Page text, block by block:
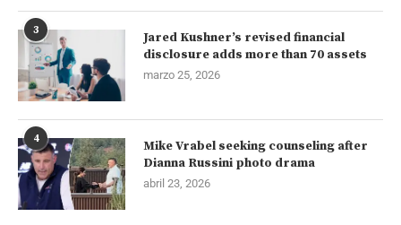
3
Jared Kushner’s revised financial
disclosure adds more than 70 assets
marzo 25, 2026
4
Mike Vrabel seeking counseling after
Dianna Russini photo drama
abril 23, 2026